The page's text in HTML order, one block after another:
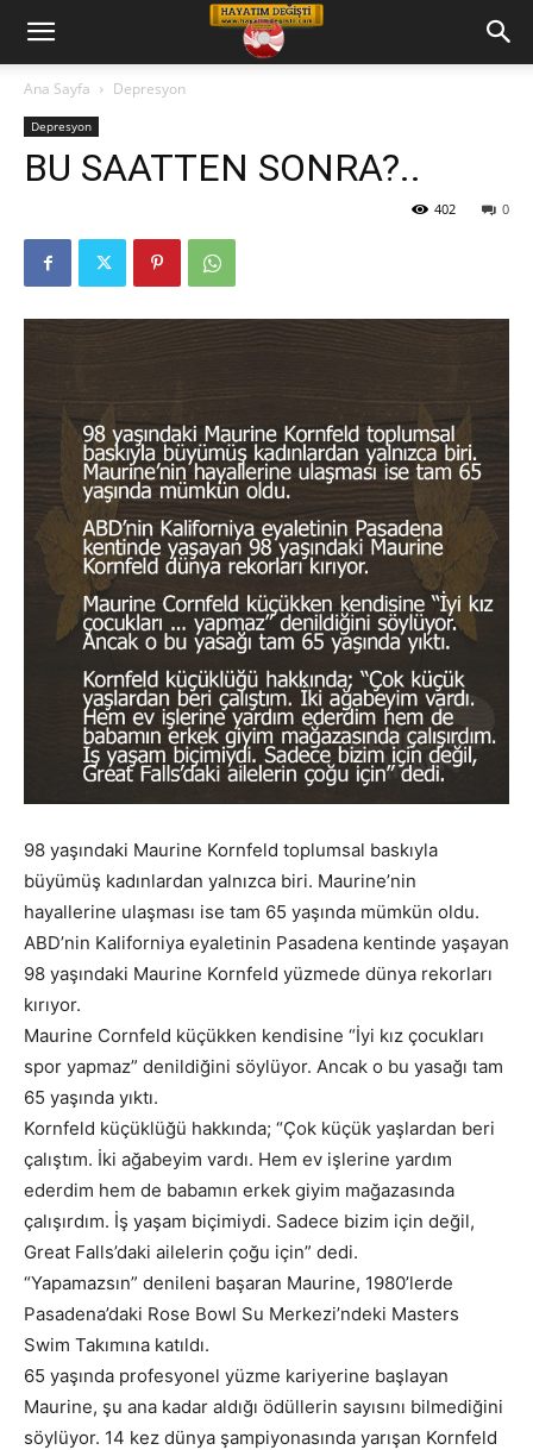
Hayatım
Değişti
Telkin
Ana Sayfa Depresyon
Depresyon
BU SAATTEN SONRA?..
0
402
98 yaşındaki Maurine Kornfeld toplumsal baskıyla
büyümüş kadınlardan yalnızca biri. Maurine’nin
hayallerine ulaşması ise tam 65 yaşında mümkün oldu.
ABD’nin Kaliforniya eyaletinin Pasadena kentinde yaşayan
98 yaşındaki Maurine Kornfeld yüzmede dünya rekorları
kırıyor.
Maurine Cornfeld küçükken kendisine “İyi kız çocukları
spor yapmaz” denildiğini söylüyor. Ancak o bu yasağı tam
65 yaşında yıktı.
Kornfeld küçüklüğü hakkında; “Çok küçük yaşlardan beri
çalıştım. İki ağabeyim vardı. Hem ev işlerine yardım
ederdim hem de babamın erkek giyim mağazasında
çalışırdım. İş yaşam biçimiydi. Sadece bizim için değil,
Great Falls’daki ailelerin çoğu için” dedi.
“Yapamazsın” denileni başaran Maurine, 1980’lerde
Pasadena’daki Rose Bowl Su Merkezi’ndeki Masters
Swim Takımına katıldı.
65 yaşında profesyonel yüzme kariyerine başlayan
Maurine, şu ana kadar aldığı ödüllerin sayısını bilmediğini
söylüyor. 14 kez dünya şampiyonasında yarışan Kornfeld